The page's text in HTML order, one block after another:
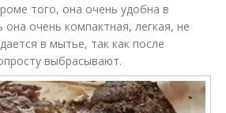
того, она очень удобна в
она очень компактная, легкая, не
в мытье, так как после
выбрасывают.